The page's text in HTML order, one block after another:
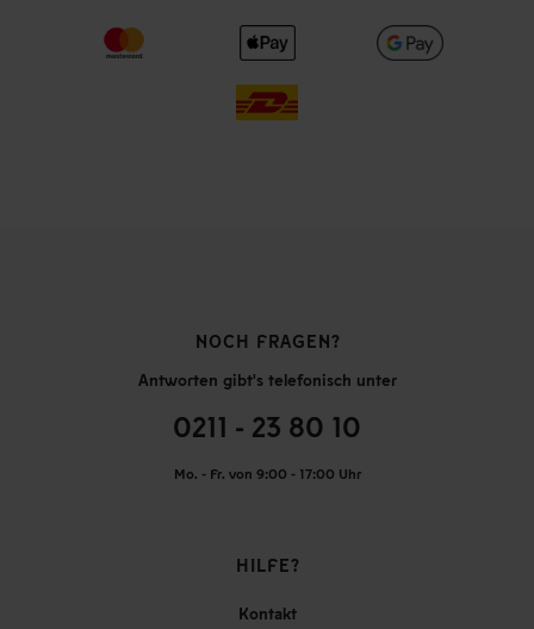
NOCH FRAGEN?
Antworten gibt's telefonisch unter
0211 - 23 80 10
Mo. - Fr. von 9:00 - 17:00 Uhr
HILFE?
Kontakt